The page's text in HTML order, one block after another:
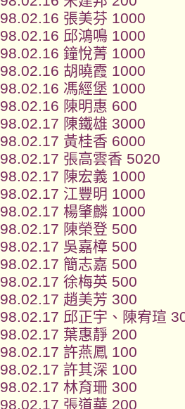
98.02.16 張美芬 1000
98.02.16 邱鴻鳴 1000
98.02.16 鐘悅菁 1000
98.02.16 胡曉霞 1000
98.02.16 馮經堡 1000
98.02.16 陳明惠 600
98.02.17 陳鐵雄 3000
98.02.17 黃桂香 6000
98.02.17 張高雲香 5020
98.02.17 陳宏義 1000
98.02.17 江豐明 1000
98.02.17 楊肇麟 1000
98.02.17 陳榮登 500
98.02.17 吳嘉樟 500
98.02.17 簡志嘉 500
98.02.17 徐梅英 500
98.02.17 趙美芳 300
98.02.17 邱正宇、陳宥瑄
98.02.17 葉惠靜 200
98.02.17 許燕鳳 100
98.02.17 許其深 100
98.02.17 林育珊 300
98.02.17 張道華 200